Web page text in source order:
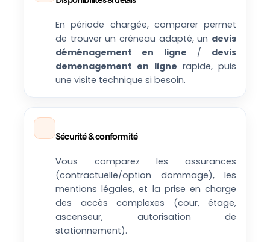
En période chargée, comparer permet
de trouver un créneau adapté, un devis
déménagement en ligne / devis
demenagement en ligne rapide, puis
une visite technique si besoin.
Sécurité & conformité
Vous comparez les assurances
(contractuelle/option dommage), les
mentions légales, et la prise en charge
des accès complexes (cour, étage,
ascenseur, autorisation de
stationnement).